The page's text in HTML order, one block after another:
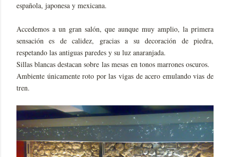
española, japonesa y mexicana.
Accedemos a un gran salón, que aunque muy amplio, la primera
sensación es de calidez, gracias a su decoración de piedra,
respetando las antiguas paredes y su luz anaranjada.
Sillas blancas destacan sobre las mesas en tonos marrones oscuros.
Ambiente únicamente roto por las vigas de acero emulando vias de
tren.